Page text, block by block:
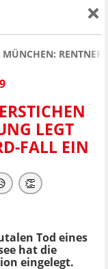
MÜNCHEN: RENTNER
LEGT
FALL EIN
👏
Tod eines
hat die
eingelegt.